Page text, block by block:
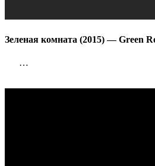
Зеленая комната (2015) — Green
…